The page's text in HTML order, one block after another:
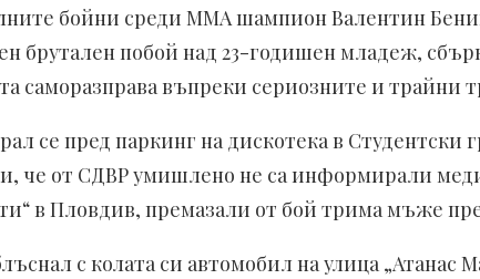
бойни среди ММА шампион Валентин
брутален побой над 23-годишен младеж,
саморазправа въпреки сериозните и трайни
се пред паркинг на дискотека в
че от СДВР умишлено не са информирали
в Пловдив, премазали от бой трима мъже
с колата си автомобил на улица „Атанас